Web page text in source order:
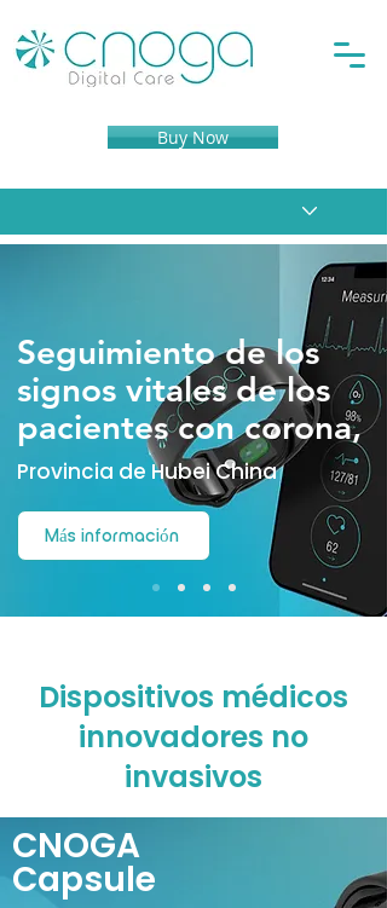
Buy Now
Seguimiento de los
signos vitales de los
pacientes con corona,
Provincia de Hubei China
Más información
Dispositivos médicos
innovadores no
invasivos
CNOGA
Capsule